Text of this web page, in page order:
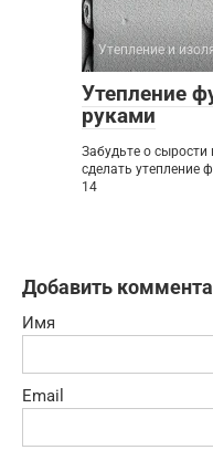
Утепление и
Утепление
руками
Забудьте о сырости
сделать утепление
14
Добавить
Имя
Email